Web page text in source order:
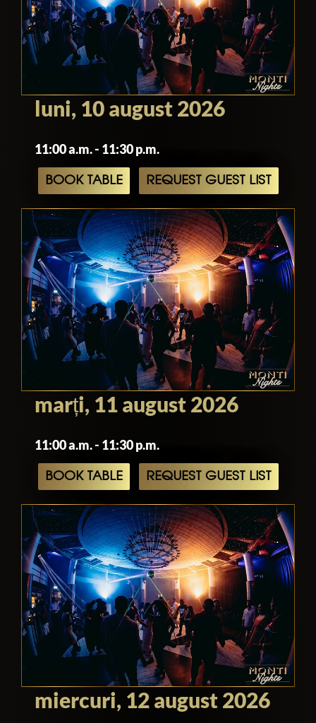
luni, 10 august 2026
11:00 a.m. - 11:30 p.m.
BOOK TABLE REQUEST GUEST LIST
marți, 11 august 2026
11:00 a.m. - 11:30 p.m.
BOOK TABLE REQUEST GUEST LIST
miercuri, 12 august 2026